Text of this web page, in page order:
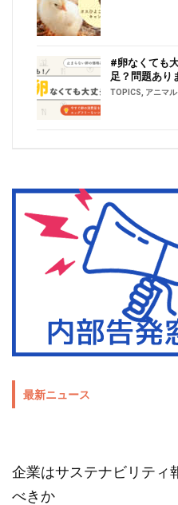
#卵なくても
足？問題あり
TOPICS アニマ
最新ニュース
企業はサステナビリティ
べきか